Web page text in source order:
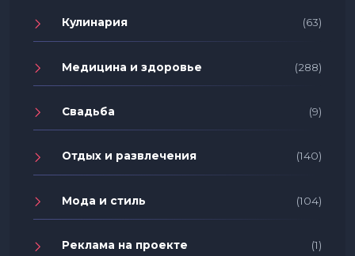
Кулинария (63)
Медицина и здоровье (288)
Свадьба (9)
Отдых и развлечения (140)
Мода и стиль (104)
Реклама на проекте (1)